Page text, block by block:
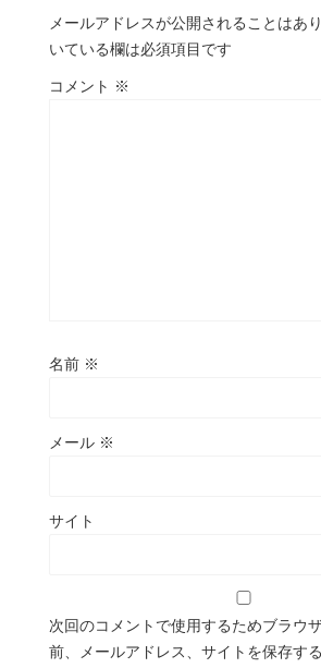
メールアドレスが公開されることはあり
いている欄は必須項目です
コメント ※
名前 ※
メール ※
サイト
次回のコメントで使用するためブラウ
前、メールアドレス、サイトを保存する